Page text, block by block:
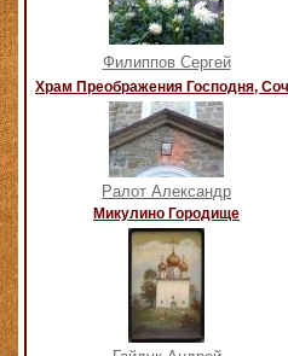
Филиппов Сергей
Храм Преображения Господня,
Ралот Александр
Микулино Городище